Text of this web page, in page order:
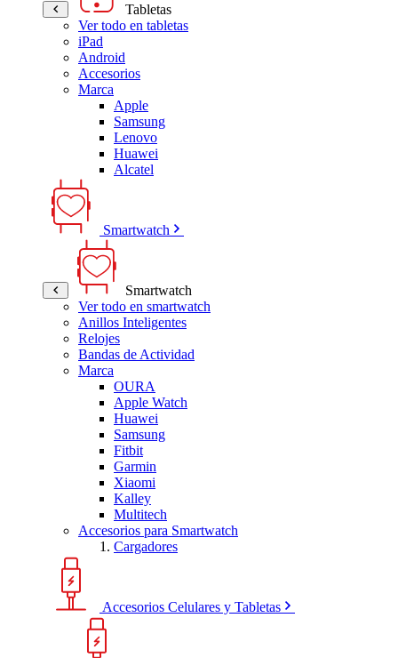
Tabletas
Ver todo en tabletas
iPad
Android
Accesorios
Marca
Apple
Samsung
Lenovo
Huawei
Alcatel
Smartwatch
Smartwatch
Ver todo en smartwatch
Anillos Inteligentes
Relojes
Bandas de Actividad
Marca
OURA
Apple Watch
Huawei
Samsung
Fitbit
Garmin
Xiaomi
Kalley
Multitech
Accesorios para Smartwatch
Cargadores
Accesorios Celulares y Tabletas